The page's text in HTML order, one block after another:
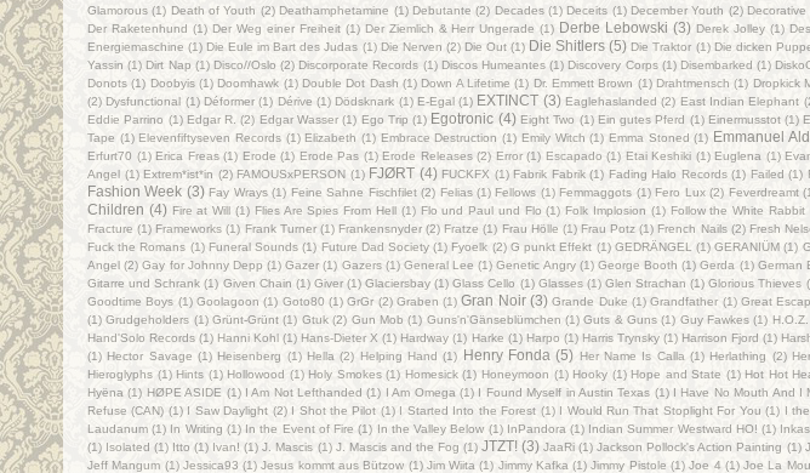
Glamorous (1) Death of Youth (2) Deathamphetamine (1) Debutante (2) Decades (1) Deceits (1) December Youth (2) Decorative
Der Raketenhund (1) Der Weg einer Freiheit (1) Der Ziemlich & Herr Ungerade (1) Derbe Lebowski (3) Derek Jolley (1)
Energiemaschine (1) Die Eule im Bart des Judas (1) Die Nerven (2) Die Out (1) Die Shitlers (5) Die Traktor (1) Die dicken
Yassin (1) Dirt Nap (1) Disco//Oslo (2) Discorporate Records (1) Discos Humeantes (1) Discovery Corps (1) Disembarked (1)
Donots (1) Doobyis (1) Doomhawk (1) Double Dot Dash (1) Down A Lifetime (1) Dr. Emmett Brown (1) Drahtmensch (1) Dropkick
(2) Dysfunctional (1) Déformer (1) Dérive (1) Dödsknark (1) E-Egal (1) EXTINCT (3) Eaglehaslanded (2) East Indian Elephant
Eddie Parrino (1) Edgar R. (2) Edgar Wasser (1) Ego Trip (1) Egotronic (4) Eight Two (1) Ein gutes Pferd (1) Einermusstot (1)
Tape (1) Elevenfiftyseven Records (1) Elizabeth (1) Embrace Destruction (1) Emily Witch (1) Emma Stoned (1) Emmanuel
Erfurt70 (1) Erica Freas (1) Erode (1) Erode Pas (1) Erode Releases (2) Error (1) Escapado (1) Etai Keshiki (1) Euglena (1)
Angel (1) Extrem*ist*in (2) FAMOUSxPERSON (1) FJØRT (4) FUCKFX (1) Fabrik Fabrik (1) Fading Halo Records (1) Failed (1)
Fashion Week (3) Fay Wrays (1) Feine Sahne Fischfilet (2) Felias (1) Fellows (1) Femmaggots (1) Fero Lux (2) Feverdreamt
Children (4) Fire at Will (1) Flies Are Spies From Hell (1) Flo und Paul und Flo (1) Folk Implosion (1) Follow the White Rabbit
Fracture (1) Frameworks (1) Frank Turner (1) Frankensnyder (2) Fratze (1) Frau Hölle (1) Frau Potz (1) French Nails (2) Fresh
Fuck the Romans (1) Funeral Sounds (1) Future Dad Society (1) Fyoelk (2) G punkt Effekt (1) GEDRÄNGEL (1) GERANIÜM (1)
Angel (2) Gay for Johnny Depp (1) Gazer (1) Gazers (1) General Lee (1) Genetic Angry‎ (1) George Booth (1) Gerda (1) German
Gitarre und Schrank (1) Given Chain (1) Giver (1) Glaciersbay (1) Glass Cello (1) Glasses (1) Glen Strachan (1) Glorious Thieves
Goodtime Boys (1) Goolagoon (1) Goto80 (1) GrGr (2) Graben (1) Gran Noir (3) Grande Duke (1) Grandfather (1) Great
(1) Grudgeholders (1) Grünt-Grünt (1) Gtuk (2) Gun Mob (1) Guns'n'Gänseblümchen (1) Guts & Guns (1) Guy Fawkes (1) H.O.Z.
Hand'Solo Records (1) Hanni Kohl (1) Hans-Dieter X (1) Hardway (1) Harke (1) Harpo (1) Harris Trynsky (1) Harrison Fjord (1)
(1) Hector Savage (1) Heisenberg (1) Hella (2) Helping Hand (1) Henry Fonda (5) Her Name Is Calla (1) Herlathing (2)
Hieroglyphs (1) Hints (1) Hollowood (1) Holy Smokes (1) Homesick (1) Honeymoon (1) Hooky (1) Hope and State (1) Hot Hot
Hyëna (1) HØPE ASIDE (1) I Am Not Lefthanded (1) I Am Omega (1) I Found Myself in Austin Texas (1) I Have No Mouth And I
Refuse (CAN) (1) I Saw Daylight (2) I Shot the Pilot (1) I Started Into the Forest (1) I Would Run That Stoplight For You (1) I
Laudanum (1) In Writing (1) In the Event of Fire (1) In the Valley Below (1) InPandora (1) Indian Summer Westward HO! (1)
(1) Isolated (1) Itto (1) Ivan! (1) J. Mascis (1) J. Mascis and the Fog (1) JTZT! (3) JaaRi (1) Jackson Pollock's Action Painting (1)
Jeff Mangum (1) Jessica93 (1) Jesus kommt aus Bützow (1) Jim Wiita (1) Jimmy Kafka (1) Jimmy Pistole (1) Joe 4 (1) Joe La